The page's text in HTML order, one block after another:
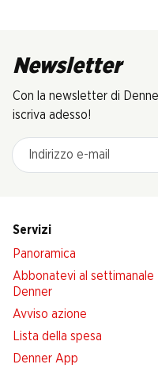
Newsletter
Con la newsletter di
iscriva adesso!
Indirizzo e-mail
Servizi
Panoramica
Abbonatevi al settimanale
Denner
Avviso azione
Lista della spesa
Denner App